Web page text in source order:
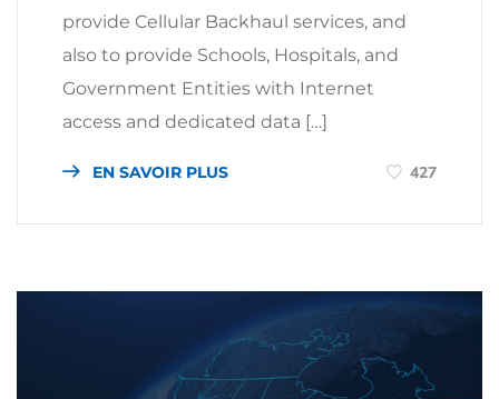
provide Cellular Backhaul services, and
also to provide Schools, Hospitals, and
Government Entities with Internet
access and dedicated data […]
EN SAVOIR PLUS 427